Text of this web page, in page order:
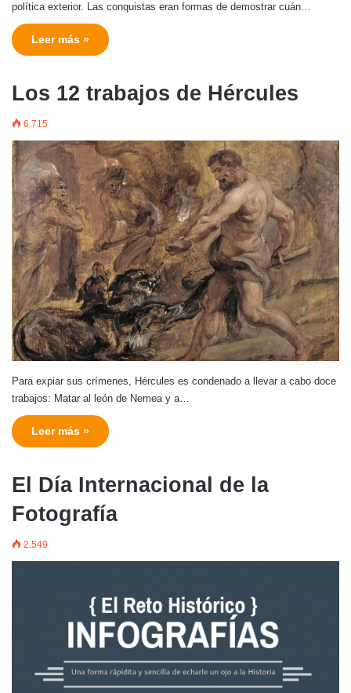
política exterior. Las conquistas eran formas de demostrar cuán…
Leer más »
Los 12 trabajos de Hércules
6.715
Para expiar sus crímenes, Hércules es condenado a llevar a cabo doce
trabajos: Matar al león de Nemea y a…
Leer más »
El Día Internacional de la
Fotografía
2.549